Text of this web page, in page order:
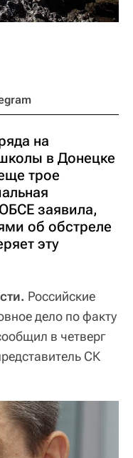
на
в Донецке
трое
заявила,
об обстреле
эту
Российские
дело по факту
в четверг
СК